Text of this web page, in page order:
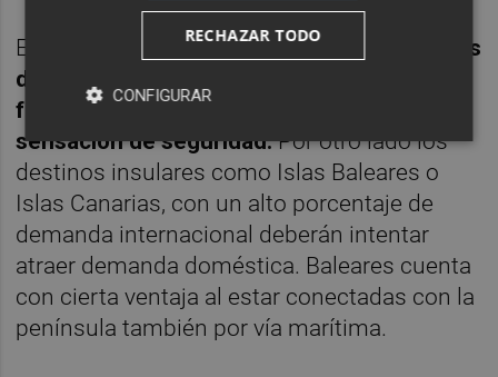
El informe asegura quelos destinos urbanos
de interior y de naturaleza se verán
favorecidos por su aislamiento y por la
sensación de seguridad.Por otro lado los
destinos insulares como Islas Baleares o
Islas Canarias, con un alto porcentaje de
demanda internacional deberán intentar
atraer demanda doméstica. Baleares cuenta
con cierta ventaja al estar conectadas con la
península también por vía marítima.
RECHAZAR TODO
CONFIGURAR